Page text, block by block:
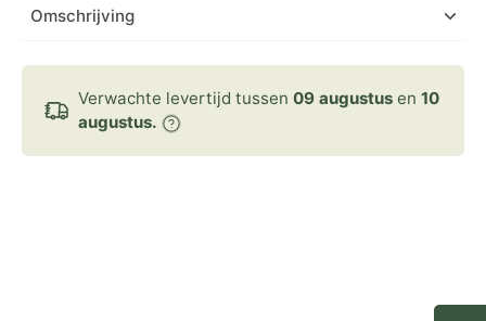
Omschrijving
Verwachte levertijd tussen 09 augustus en 10
augustus.